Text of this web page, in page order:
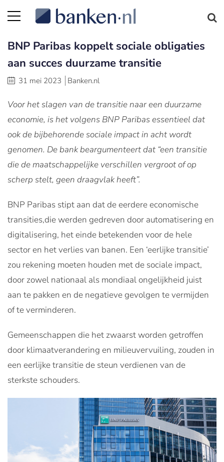
BNP Paribas koppelt sociale obligaties
aan succes duurzame transitie
31 mei 2023 Banken.nl
Voor het slagen van de transitie naar een duurzame
economie, is het volgens BNP Paribas essentieel dat
ook de bijbehorende sociale impact in acht wordt
genomen. De bank beargumenteert dat “een transitie
die de maatschappelijke verschillen vergroot of op
scherp stelt, geen draagvlak heeft”.
BNP Paribas stipt aan dat de eerdere economische
transities,die werden gedreven door automatisering en
digitalisering, het einde betekenden voor de hele
sector en het verlies van banen. Een ‘eerlijke transitie’
zou rekening moeten houden met de sociale impact,
door zowel nationaal als mondiaal ongelijkheid juist
aan te pakken en de negatieve gevolgen te vermijden
of te verminderen.
Gemeenschappen die het zwaarst worden getroffen
door klimaatverandering en milieuvervuiling, zouden in
een eerlijke transitie de steun verdienen van de
sterkste schouders.